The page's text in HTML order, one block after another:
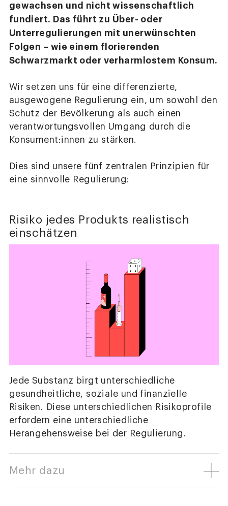
gewachsen und nicht wissenschaftlich
fundiert. Das führt zu Über- oder
Unterregulierungen mit unerwünschten
Folgen – wie einem florierenden
Schwarzmarkt oder verharmlostem Konsum.
Wir setzen uns für eine differenzierte,
ausgewogene Regulierung ein, um sowohl den
Schutz der Bevölkerung als auch einen
verantwortungsvollen Umgang durch die
Konsument:innen zu stärken.
Dies sind unsere fünf zentralen Prinzipien für
eine sinnvolle Regulierung:
Risiko jedes Produkts realistisch
einschätzen
Jede Substanz birgt unterschiedliche
gesundheitliche, soziale und finanzielle
Risiken. Diese unterschiedlichen Risikoprofile
erfordern eine unterschiedliche
Herangehensweise bei der Regulierung.
Mehr dazu